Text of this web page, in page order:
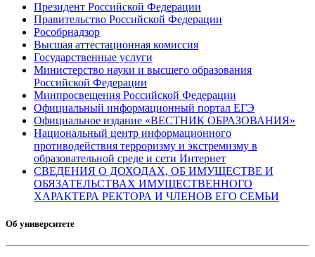
Президент Российской Федерации
Правительство Российской Федерации
Рособрнадзор
Высшая аттестационная комиссия
Государственные услуги
Министерство науки и высшего образования
Российской Федерации
Минпросвещения Российской Федерации
Официальный информационный портал ЕГЭ
Официальное издание «ВЕСТНИК ОБРАЗОВАНИЯ»
Национальный центр информационного
противодействия терроризму и экстремизму в
образовательной среде и сети Интернет
СВЕДЕНИЯ О ДОХОДАХ, ОБ ИМУЩЕСТВЕ И
ОБЯЗАТЕЛЬСТВАХ ИМУЩЕСТВЕННОГО
ХАРАКТЕРА РЕКТОРА И ЧЛЕНОВ ЕГО СЕМЬИ
Об университете